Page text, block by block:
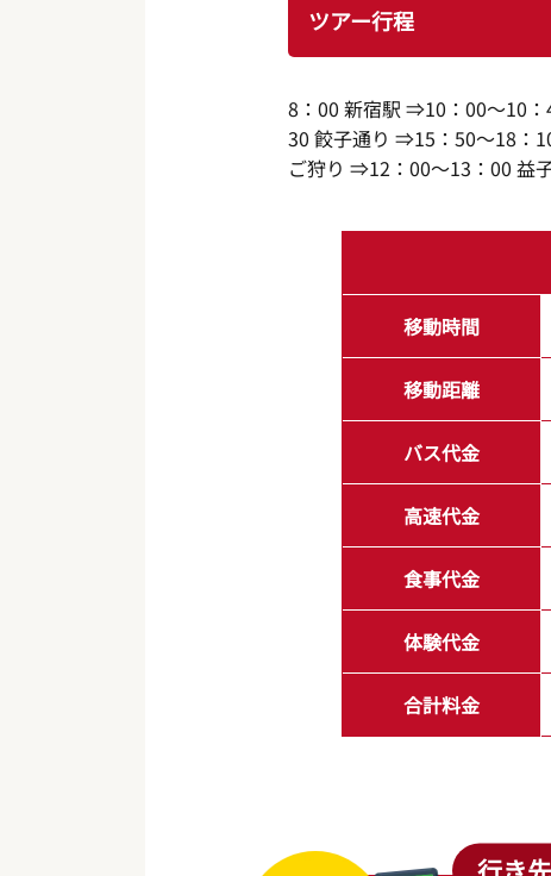
ツアー行程
8：00 新宿駅 ⇒10：00〜10
30 餃子通り ⇒15：50〜18：
ご狩り ⇒12：00〜13：00 益
移動時間
移動距離
バス代金
高速代金
食事代金
体験代金
合計料金